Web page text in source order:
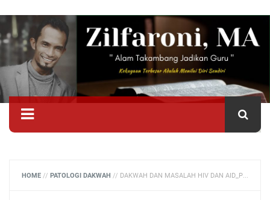
HOME // PATOLOGI DAKWAH // DAKWAH DAN MASALAH HIV DAN AID_PROF. SALMADANIS